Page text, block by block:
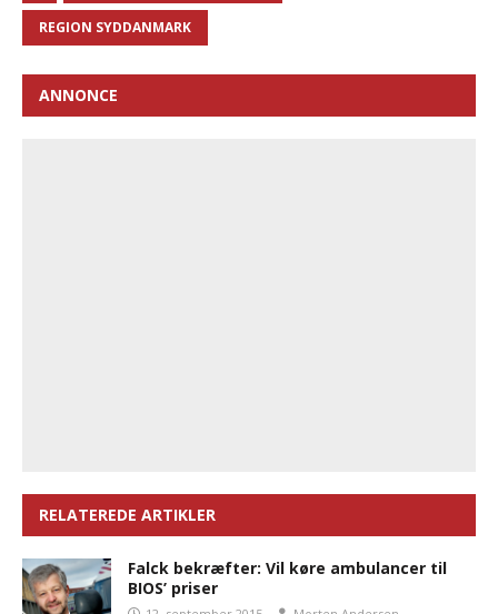
REGION SYDDANMARK
ANNONCE
RELATEREDE ARTIKLER
Falck bekræfter: Vil køre ambulancer til
BIOS’ priser